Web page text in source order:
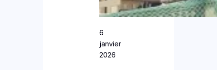
6
janvier
2026